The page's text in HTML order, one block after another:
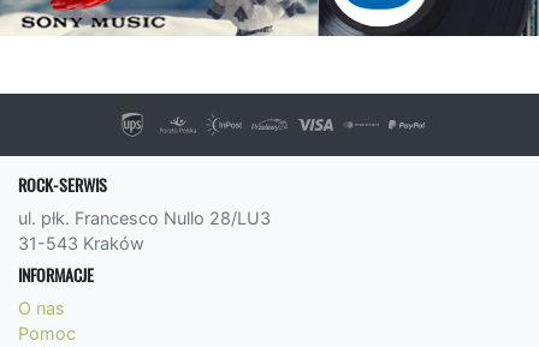
ROCK-SERWIS
ul. płk. Francesco Nullo 28/LU3
31-543 Kraków
INFORMACJE
O nas
Pomoc